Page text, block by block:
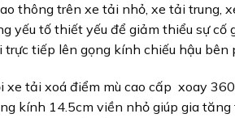
thông trên xe tải nhỏ, xe tải trung,
yếu tố thiết yếu để giảm thiểu sự
trực tiếp lên gọng kính chiếu hậu
xe tải xoá điểm mù cao cấp xoay
kính 14.5cm viền nhỏ giúp gia